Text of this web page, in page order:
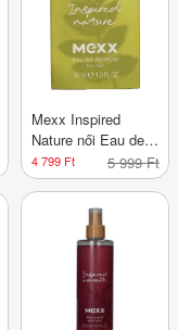
Mexx Inspired
Nature női Eau de
Parfum - 30 ml
4 799 Ft 5 999 Ft